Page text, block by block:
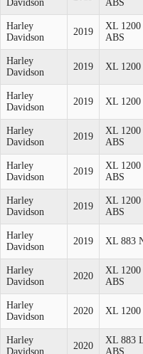
Davidson
ABS
Harley
Davidson
2019
XL 1200
ABS
Harley
Davidson
2019 XL 1200
Harley
Davidson
2019 XL 1200
Harley
Davidson
2019
XL 1200
ABS
Harley
Davidson
2019
XL 1200
ABS
Harley
Davidson
2019
XL
ABS
Harley
Davidson
2019 XL 883
Harley
Davidson
2020
XL 1200
ABS
Harley
Davidson
2020 XL 1200
Harley
Davidson
2020
XL 883
ABS